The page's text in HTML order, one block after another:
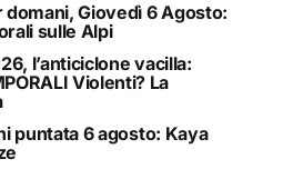
Giovedì 6 Agosto:
sulle Alpi
l’anticiclone vacilla:
Violenti? La
puntata 6 agosto: Kaya